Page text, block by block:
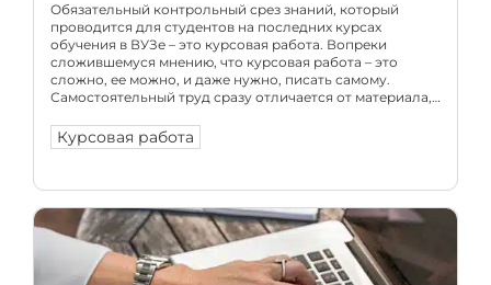
Обязательный контрольный срез знаний, который
проводится для студентов на последних курсах
обучения в ВУЗе – это курсовая работа. Вопреки
сложившемуся мнению, что курсовая работа – это
сложно, ее можно, и даже нужно, писать самому.
Самостоятельный труд сразу отличается от материала,
работа оценивается на порядок выше. Как писать […]
Курсовая работа